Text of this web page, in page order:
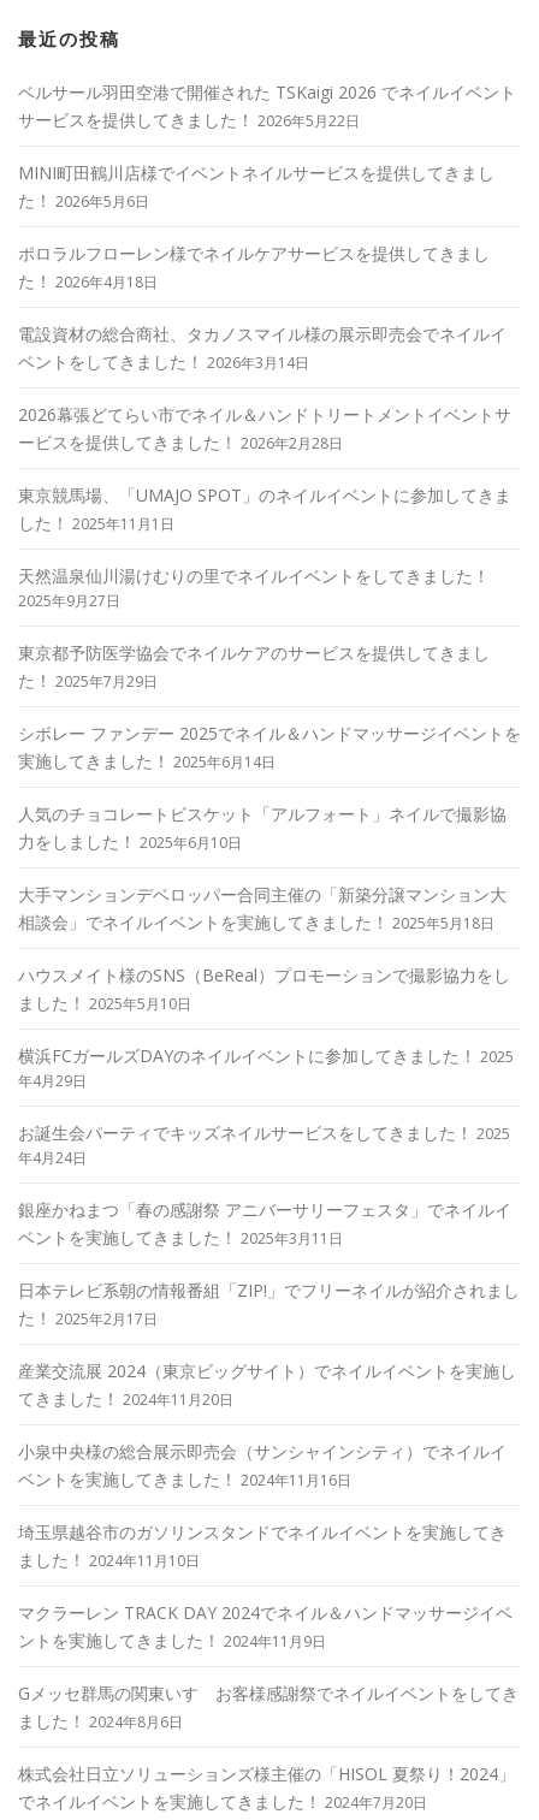
最近の投稿
ベルサール羽田空港で開催された TSKaigi 2026 でネイルイベント
サービスを提供してきました！ 2026年5月22日
MINI町田鶴川店様でイベントネイルサービスを提供してきまし
た！ 2026年5月6日
ポロラルフローレン様でネイルケアサービスを提供してきまし
た！ 2026年4月18日
電設資材の総合商社、タカノスマイル様の展示即売会でネイルイ
ベントをしてきました！ 2026年3月14日
2026幕張どてらい市でネイル＆ハンドトリートメントイベントサ
ービスを提供してきました！ 2026年2月28日
東京競馬場、「UMAJO SPOT」のネイルイベントに参加してきま
した！ 2025年11月1日
天然温泉仙川湯けむりの里でネイルイベントをしてきました！
2025年9月27日
東京都予防医学協会でネイルケアのサービスを提供してきまし
た！ 2025年7月29日
シボレー ファンデー 2025でネイル＆ハンドマッサージイベントを
実施してきました！ 2025年6月14日
人気のチョコレートビスケット「アルフォート」ネイルで撮影協
力をしました！ 2025年6月10日
大手マンションデベロッパー合同主催の「新築分譲マンション大
相談会」でネイルイベントを実施してきました！ 2025年5月18日
ハウスメイト様のSNS（BeReal）プロモーションで撮影協力をし
ました！ 2025年5月10日
横浜FCガールズDAYのネイルイベントに参加してきました！ 2025
年4月29日
お誕生会パーティでキッズネイルサービスをしてきました！ 2025
年4月24日
銀座かねまつ「春の感謝祭 アニバーサリーフェスタ」でネイルイ
ベントを実施してきました！ 2025年3月11日
日本テレビ系朝の情報番組「ZIP!」でフリーネイルが紹介されまし
た！ 2025年2月17日
産業交流展 2024（東京ビッグサイト）でネイルイベントを実施し
てきました！ 2024年11月20日
小泉中央様の総合展示即売会（サンシャインシティ）でネイルイ
ベントを実施してきました！ 2024年11月16日
埼玉県越谷市のガソリンスタンドでネイルイベントを実施してき
ました！ 2024年11月10日
マクラーレン TRACK DAY 2024でネイル＆ハンドマッサージイベ
ントを実施してきました！ 2024年11月9日
Gメッセ群馬の関東いすゞお客様感謝祭でネイルイベントをしてき
ました！ 2024年8月6日
株式会社日立ソリューションズ様主催の「HISOL 夏祭り！2024」
でネイルイベントを実施してきました！ 2024年7月20日